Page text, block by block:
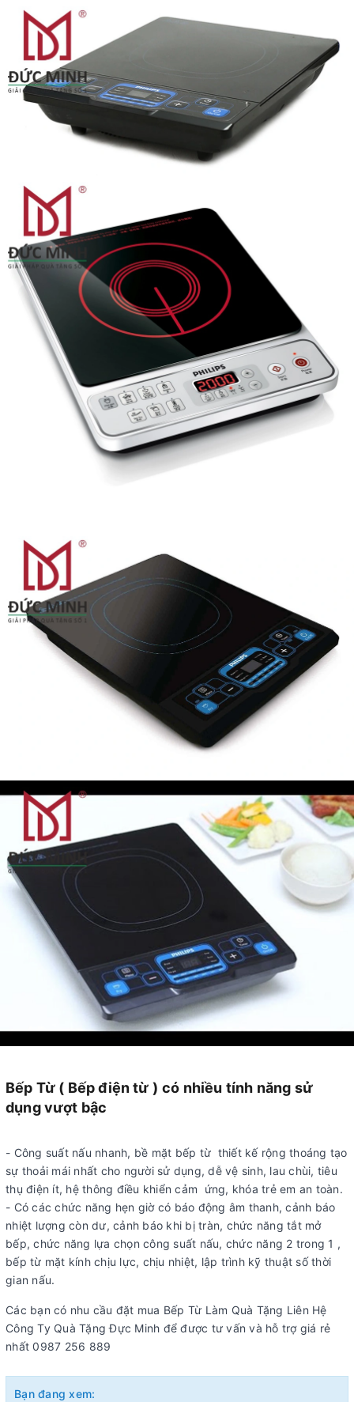
Bếp Từ ( Bếp điện từ ) có nhiều tính năng sử
dụng vượt bậc
- Công suất nấu nhanh, bề mặt bếp từ thiết kế rộng thoáng tạo
sự thoải mái nhất cho người sử dụng, dễ vệ sinh, lau chùi, tiêu
thụ điện ít, hệ thông điều khiển cảm ứng, khóa trẻ em an toàn.
- Có các chức năng hẹn giờ có báo động âm thanh, cảnh báo
nhiệt lượng còn dư, cảnh báo khi bị tràn, chức năng tắt mở
bếp, chức năng lựa chọn công suất nấu, chức năng 2 trong 1 ,
bếp từ mặt kính chịu lực, chịu nhiệt, lập trình kỹ thuật số thời
gian nấu.
Các bạn có nhu cầu đặt mua Bếp Từ Làm Quà Tặng Liên Hệ
Công Ty Quà Tặng Đực Minh để được tư vấn và hỗ trợ giá rẻ
nhất 0987 256 889
Bạn đang xem: